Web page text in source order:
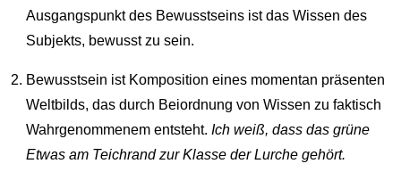
Ausgangspunkt des Bewusstseins ist das Wissen des
Subjekts, bewusst zu sein.
Bewusstsein ist Komposition eines momentan präsenten
Weltbilds, das durch Beiordnung von Wissen zu faktisch
Wahrgenommenem entsteht. Ich weiß, dass das grüne
Etwas am Teichrand zur Klasse der Lurche gehört.